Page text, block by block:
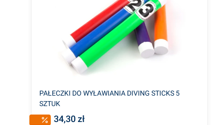
PAŁECZKI DO WYŁAWIANIA DIVING STICKS 5
SZTUK
34,30 zł